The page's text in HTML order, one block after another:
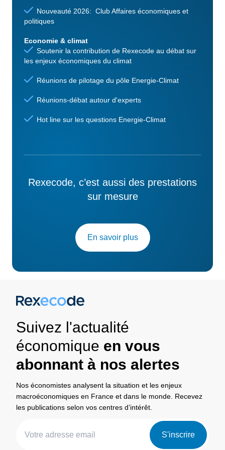
Nouveauté 2026: Club Affaires économiques et
politiques
Economie & climat
Soutenir la contribution de Rexecode au débat sur
les enjeux économiques du climat
Réunions de pilotage du pôle Energie-Climat
Réunions-débat autour d'experts
Hot line sur les questions Energie-Climat
Rexecode, c’est aussi des prestations
sur mesure
En savoir plus
Suivez l'actualité
économique en vous
abonnant à nos alertes
Nos économistes analysent la situation et les enjeux
macroéconomiques en France et dans le monde. Recevez
les publications selon vos centres d’intérêt.
S'inscrire